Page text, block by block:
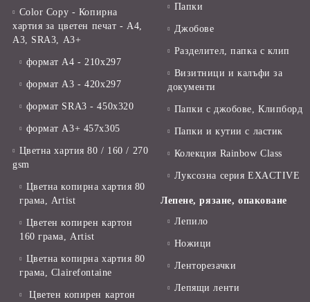
Color Copy - Копирна
хартия за цветен печат - А4,
А3, SRA3, А3+
формат А4 - 210x297
формат А3 - 420x297
формат SRA3 - 450x320
формат А3+ 457x305
Цветна хартия 80 / 160 / 270
gsm
Цветна копирна хартия 80
грама, Artist
Цветен копирен картон
160 грама, Artist
Цветна копирна хартия 80
грама, Clairefontaine
Цветен копирен картон
Папки
Джобове
Разделител, папка с клип
Визитници и калъфи за
документи
Папки с джобове, Клипборд
Папки и кутии с ластик
Колекция Rainbow Class
Луксозна серия EXACTIVE
Лепене, рязане, опаковане
Лепило
Ножици
Ленторезачки
Лепящи ленти